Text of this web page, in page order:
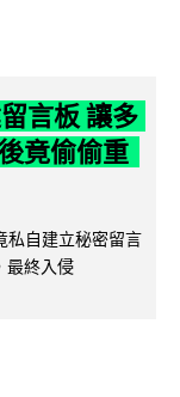
言板 讓多
竟偷偷重
自建立秘密留言
最終入侵